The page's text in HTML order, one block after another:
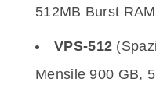
512MB Burst
VPS-512
Mensile 900 GB,